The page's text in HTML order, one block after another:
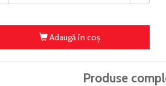
Adaugă în coş
Produse